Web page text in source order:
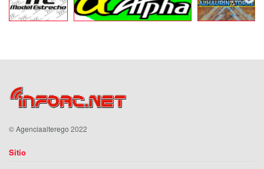
©Agenciaalterego 2022
Sitio